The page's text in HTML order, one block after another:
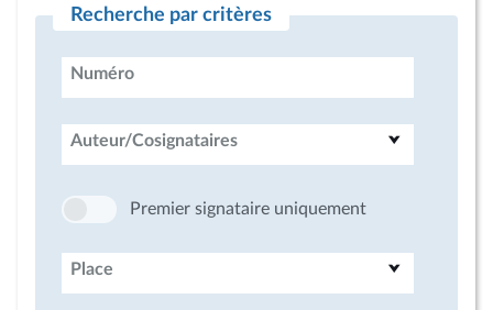
Recherche par critères
Numéro
Auteur/Cosignataires
Premier signataire uniquement
Place